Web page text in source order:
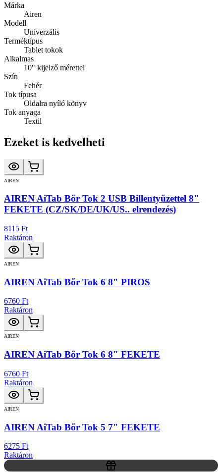
Márka
Airen
Modell
Univerzális
Terméktípus
Tablet tokok
Alkalmas
10" kijelző mérettel
Szín
Fehér
Tok típusa
Oldalra nyíló könyv
Tok anyaga
Textil
Ezeket is kedvelheti
AIREN
AIREN AiTab Bőr Tok 2 USB Billentyűzettel 8"
FEKETE (CZ/SK/DE/UK/US.. elrendezés)
8115 Ft
Raktáron
AIREN
AIREN AiTab Bőr Tok 6 8" PIROS
6760 Ft
Raktáron
AIREN
AIREN AiTab Bőr Tok 6 8" FEKETE
6760 Ft
Raktáron
AIREN
AIREN AiTab Bőr Tok 5 7" FEKETE
6275 Ft
Raktáron